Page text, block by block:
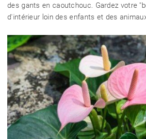
des gants en caoutchouc. Gardez votre
d'intérieur loin des enfants et des